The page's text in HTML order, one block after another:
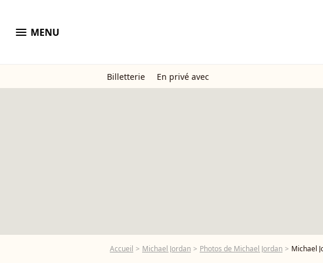
menu MENU
Billetterie En privé avec
Accueil Michael Jordan Photos de Michael Jordan Michael